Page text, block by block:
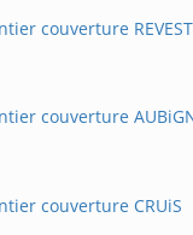
couverture
couverture
couverture CRUiS